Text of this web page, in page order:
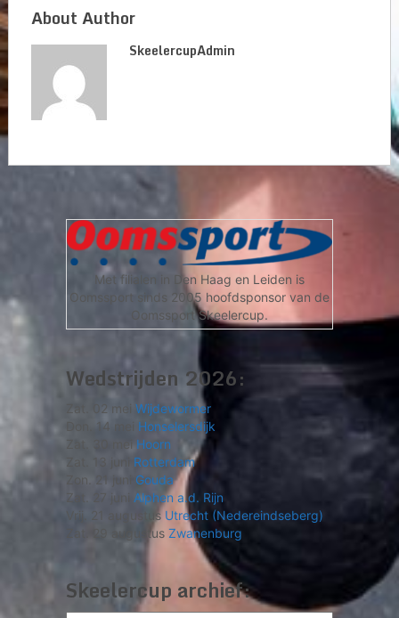
About Author
SkeelercupAdmin
Met filialen in Den Haag en Leiden is
Oomssport sinds 2005 hoofdsponsor van de
Oomssport Skeelercup.
Wedstrijden 2026:
Zat. 02 mei Wijdewormer
Don. 14 mei Honselersdijk
Zat. 30 mei Hoorn
Zat. 13 juni Rotterdam
Zon. 21 juni Gouda
Zat. 27 juni Alphen a.d. Rijn
Vrij. 21 augustus Utrecht (Nedereindseberg)
Zat. 29 augustus Zwanenburg
Skeelercup archief: